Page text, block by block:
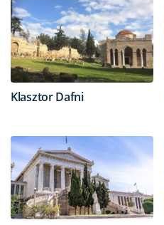
Klasztor Dafni